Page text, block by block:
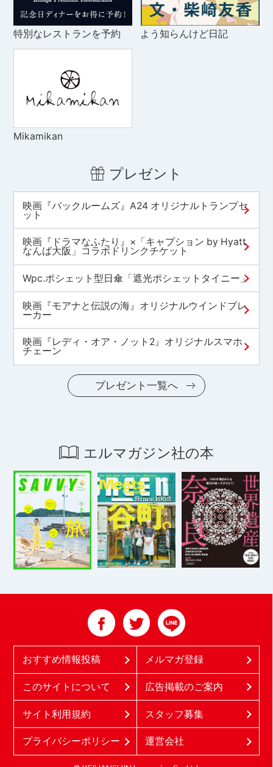
特別なレストランを予約 よう知らんけど日記
Mikamikan
プレゼント
映画『バックルームズ』A24 オリジナルトランプセ
ット
映画『ドラマなふたり』×「キャプション by Hyatt
なんば大阪」コラボドリンクチケット
Wpc.ポシェット型日傘「遮光ポシェットタイニー」
映画『モアナと伝説の海』オリジナルウインドブレ
ーカー
映画『レディ・オア・ノット2』オリジナルスマホ
チェーン
プレゼント一覧へ
エルマガジン社の本
おすすめ情報投稿 メルマガ登録
このサイトについて 広告掲載のご案内
サイト利用規約 スタッフ募集
プライバシーポリシー 運営会社